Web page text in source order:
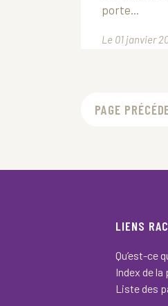
porte...
Le 01 janvier
PAGE
LIENS
Qu’est-ce
Index de
Liste des